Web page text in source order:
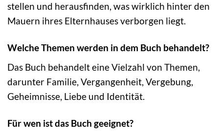
stellen und herausfinden, was wirklich hinter den
Mauern ihres Elternhauses verborgen liegt.
Welche Themen werden in dem Buch behandelt?
Das Buch behandelt eine Vielzahl von Themen,
darunter Familie, Vergangenheit, Vergebung,
Geheimnisse, Liebe und Identität.
Für wen ist das Buch geeignet?